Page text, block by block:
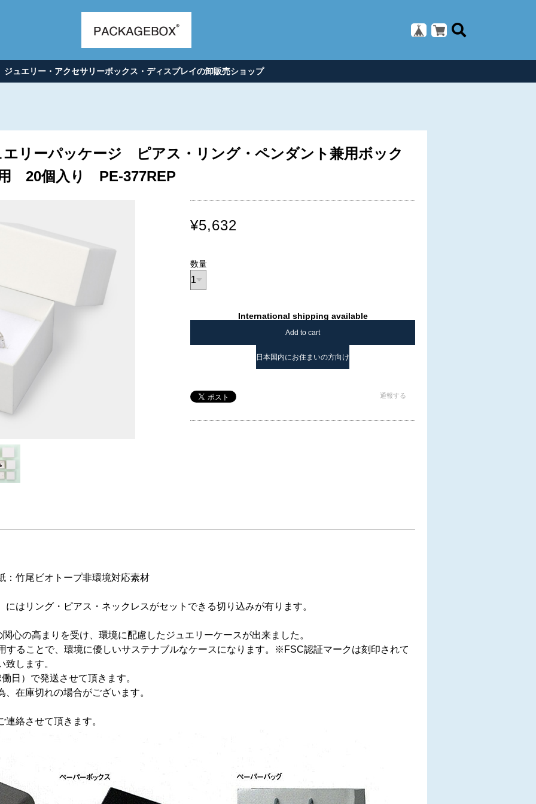
ジュエリー・アクセサリーボックス・ディスプレイの卸販売ショップ
リーパッケージ ピアス・リング・ペンダント兼用ボック
20個入り PE-377REP
¥5,632
数量
International shipping available
Add to cart
日本国内にお住まいの方向け
通報する
竹尾ビオトープ非環境対応素材
はリング・ピアス・ネックレスがセットできる切り込みが有ります。
心の高まりを受け、環境に配慮したジュエリーケースが出来ました。
することで、環境に優しいサステナブルなケースになります。※FSC認証マークは刻印されて
します。
日）で発送させて頂きます。
在庫切れの場合がございます。
絡させて頂きます。